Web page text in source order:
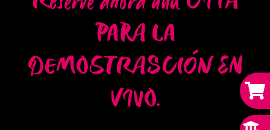
PARA LA
DEMOSTRASCIÓN EN
VIVO.